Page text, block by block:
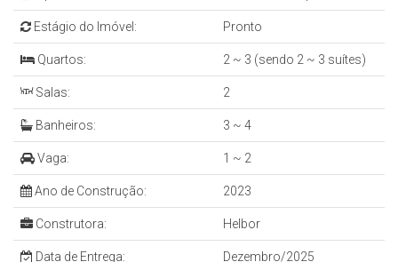
Estágio do Imóvel: Pronto
Quartos: 2 ~ 3 (sendo 2 ~ 3 suítes)
Salas: 2
Banheiros: 3 ~ 4
Vaga: 1 ~ 2
Ano de Construção: 2023
Construtora: Helbor
Data de Entrega: Dezembro/2025